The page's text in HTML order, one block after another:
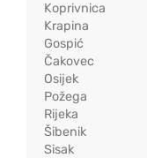
Koprivnica
Krapina
Gospić
Čakovec
Osijek
Požega
Rijeka
Šibenik
Sisak